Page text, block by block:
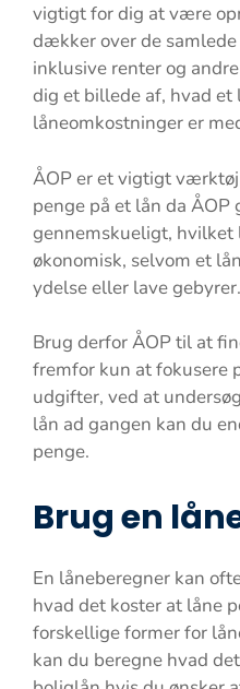
vigtigt for dig at være
dækker over de
inklusive renter og
dig et billede af, hvad et
låneomkostninger er
ÅOP er et vigtigt
penge på et lån da ÅOP
gennemskueligt, hvilket
økonomisk, selvom et
ydelse eller lave gebyrer.
Brug derfor ÅOP til at
fremfor kun at fokusere
udgifter, ved at
lån ad gangen kan du
penge.
Brug en
En låneberegner kan
hvad det koster at låne
forskellige former for
kan du beregne hvad